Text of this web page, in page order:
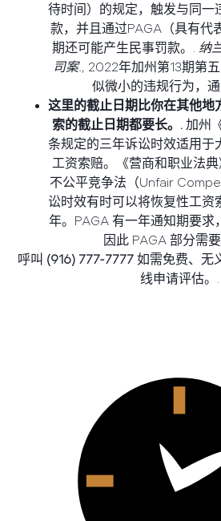
待时间）的规定，触发与同一
款，并且通过PAGA（具有代
期还可能产生民事罚款。. 纳
司案., 2022年加州第13期第
似微小的违规行为，
这里的截止日期比你在其他地
索的截止日期都要长。.加州
条规定的三年诉讼时效适用于
工资索赔。《营商和职业法
不公平竞争法（Unfair
讼时效有时可以将恢复性工资
年。PAGA 有一年通知期要求
因此 PAGA 部分需
呼叫 (916) 777-7777如需免费、无
线申请评估。.